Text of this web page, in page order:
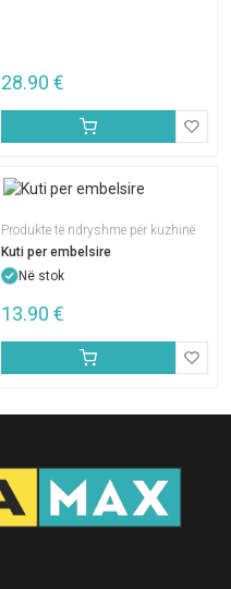
28.90 €
Produkte të ndryshme për kuzhinë
Kuti per embelsire
Në stok
13.90 €